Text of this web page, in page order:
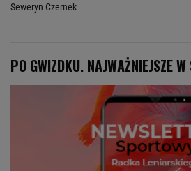
Seweryn Czernek